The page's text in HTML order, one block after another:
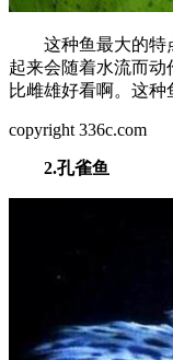
这种鱼最大的特点
起来会随着水流而
比雌雄好看啊。这种
copyright 336c.com
2.孔雀鱼